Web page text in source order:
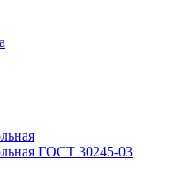
ГОСТ 30245-03